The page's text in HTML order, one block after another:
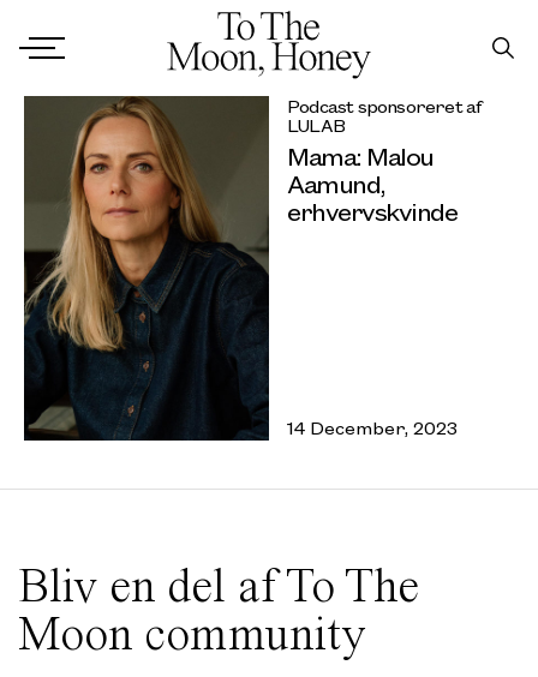
Podcast sponsoreret af
LULAB
Mama: Malou
Aamund,
erhvervskvinde
14 December, 2023
Bliv en del af To The
Moon community